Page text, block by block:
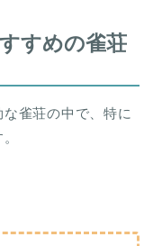
すめの雀荘
雀荘の中で、特に